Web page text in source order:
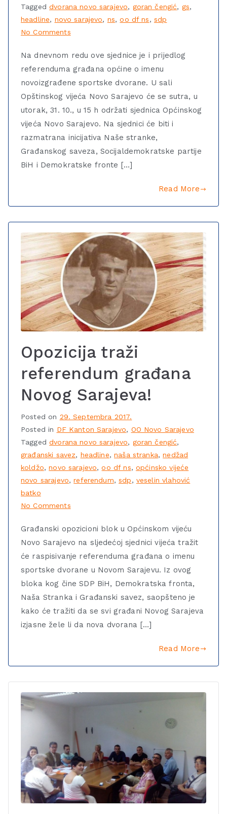
Taggeddvorana novo sarajevo, goran čengić, gs,
headline, novo sarajevo, ns,oo df ns, sdp
No Comments
Na dnevnom redu ove sjednice je i prijedlog
referenduma građana općine o imenu
novoizgrađene sportske dvorane. U sali
Opštinskog vijeća Novo Sarajevo će se sutra, u
utorak, 31. 10., u 15 h održati sjednica Općinskog
vijeća Novo Sarajevo. Na sjednici će biti i
razmatrana inicijativa Naše stranke,
Građanskog saveza, Socijaldemokratske partije
BiH i Demokratske fronte […]
Read More
Opozicija traži
referendum građana
Novog Sarajeva!
Posted on 29. Septembra 2017.
Posted in DF Kanton Sarajevo, OO Novo Sarajevo
Taggeddvorana novo sarajevo, goran čengić,
građanski savez, headline,naša stranka,nedžad
koldžo,novo sarajevo,oo df ns, općinsko vijeće
novo sarajevo,referendum,sdp, veselin vlahović
batko
No Comments
Građanski opozicioni blok u Općinskom vijeću
Novo Sarajevo na sljedećoj sjednici vijeća tražit
će raspisivanje referenduma građana o imenu
sportske dvorane u Novom Sarajevu. Iz ovog
bloka kog čine SDP BiH, Demokratska fronta,
Naša Stranka i Građanski savez, saopšteno je
kako će tražiti da se svi građani Novog Sarajeva
izjasne žele li da nova dvorana […]
Read More